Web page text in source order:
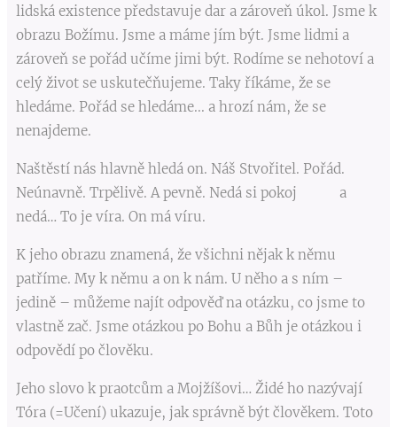
lidská existence představuje dar a zároveň úkol. Jsme k
obrazu Božímu. Jsme a máme jím být. Jsme lidmi a
zároveň se pořád učíme jimi být. Rodíme se nehotoví a
celý život se uskutečňujeme. Taky říkáme, že se
hledáme. Pořád se hledáme... a hrozí nám, že se
nenajdeme.
Naštěstí nás hlavně hledá on. Náš Stvořitel. Pořád.
Neúnavně. Trpělivě. A pevně. Nedá si pokoj a
nedá… To je víra. On má víru.
K jeho obrazu znamená, že všichni nějak k němu
patříme. My k němu a on k nám. U něho a s ním –
jedině – můžeme najít odpověď na otázku, co jsme to
vlastně zač. Jsme otázkou po Bohu a Bůh je otázkou i
odpovědí po člověku.
Jeho slovo k praotcům a Mojžíšovi… Židé ho nazývají
Tóra (=Učení) ukazuje, jak správně být člověkem. Toto